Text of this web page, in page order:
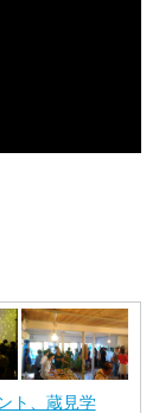
ト、蔵見学